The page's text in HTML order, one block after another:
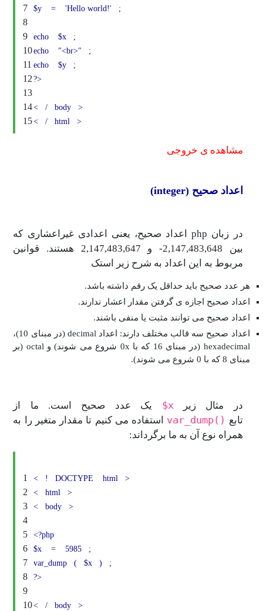
7
8
9
10
11
12
13
14
15
$y
= 'Hello world!' ;
echo $x
;
echo
"<br>"
;
echo
$y
;
?>
< / body
>
<
/ html >
مشاهده ی خروجی
اعداد صحیح (integer)
در زبان php اعداد صحیح، یعنی اعدادی غیراعشاری که
بین 2,147,483,648- و 2,147,483,647 هستند. قوانین
مربوط به این اعداد به شرح زیر استک
هر عدد صحیح باید حداقل یک رقم داشته باشد.
اعداد صحیح اجازه ی گرفتن مقدار اعشار ندارند.
اعداد صحیح می توانند مثبت یا منفی باشند.
اعداد صحیح سه قالب مختلف دارند: اعداد decimal (در مبنای 10)،
hexadecimal (در مبنای 16 که با 0x شروع می شوند) و octal (بر
مبنای 8 که با 0 شروع می شوند).
در مثال زیرx$
یک عدد صحیح است. ما از
تابع ()var_dump
استفاده می کنیم تا مقدار متغیر را به
همراه نوع آن به ما برگرداند:
1
2
3
4
5
6
7
8
9
10
< ! DOCTYPE html
>
<
html
>
<
body >
<?php
$x
= 5985
;
var_dump
( $x )
;
?>
< / body >